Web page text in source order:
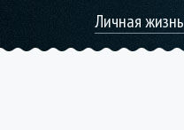
Личная жизнь